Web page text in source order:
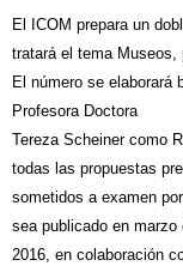
El ICOM prepara un
tratará el tema Museos,
El número se
Profesora Doctora
Tereza Scheiner como
todas las propuestas
sometidos a examen
sea publicado en marzo
2016, en colaboración